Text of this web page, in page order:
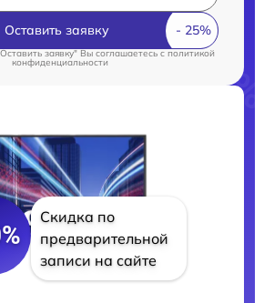
Оставить заявку
заявку" Вы соглашаетесь cполитикой
конфиденциальности
Скидка по
предварительной
записи на сайте